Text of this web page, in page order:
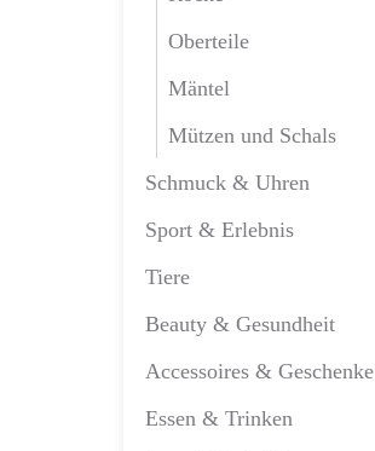
Oberteile
Mäntel
Mützen und Schals
Schmuck & Uhren
Sport & Erlebnis
Tiere
Beauty & Gesundheit
Accessoires & Geschenke
Essen & Trinken